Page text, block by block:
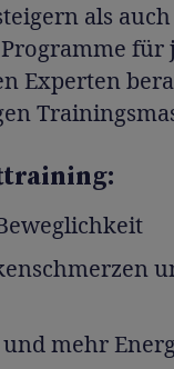
als
für
Experten
mehr